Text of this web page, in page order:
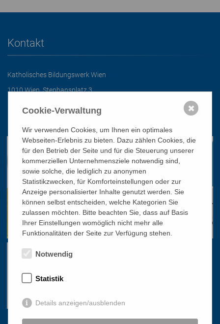
Kontakt
Katholisches Bildungswerk Wien
1010 Wien, Stephansplatz 3
Cookie-Verwaltung
Wir verwenden Cookies, um Ihnen ein optimales
Webseiten-Erlebnis zu bieten. Dazu zählen Cookies, die
für den Betrieb der Seite und für die Steuerung unserer
kommerziellen Unternehmensziele notwendig sind,
sowie solche, die lediglich zu anonymen
Statistikzwecken, für Komforteinstellungen oder zur
Anzeige personalisierter Inhalte genutzt werden. Sie
können selbst entscheiden, welche Kategorien Sie
zulassen möchten. Bitte beachten Sie, dass auf Basis
Ihrer Einstellungen womöglich nicht mehr alle
Funktionalitäten der Seite zur Verfügung stehen.
Notwendig
Statistik
Details anzeigen/ausblenden
✖